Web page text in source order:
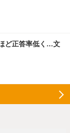
ど正答率低く…文